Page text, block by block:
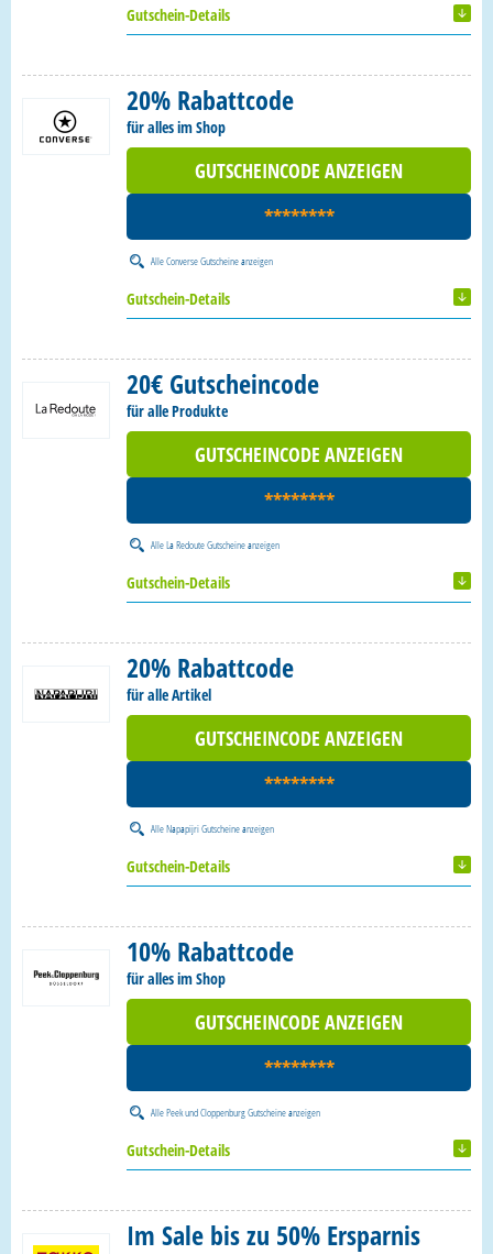
Gutschein-Details
20% Rabattcode
für alles im Shop
GUTSCHEINCODE ANZEIGEN
********
AlleConverse Gutscheineanzeigen
Gutschein-Details
20€ Gutscheincode
für alle Produkte
GUTSCHEINCODE ANZEIGEN
********
AlleLa Redoute Gutscheineanzeigen
Gutschein-Details
20% Rabattcode
für alle Artikel
GUTSCHEINCODE ANZEIGEN
********
AlleNapapijri Gutscheineanzeigen
Gutschein-Details
10% Rabattcode
für alles im Shop
GUTSCHEINCODE ANZEIGEN
********
AllePeek und Cloppenburg Gutscheineanzeigen
Gutschein-Details
Im Sale bis zu 50% Ersparnis